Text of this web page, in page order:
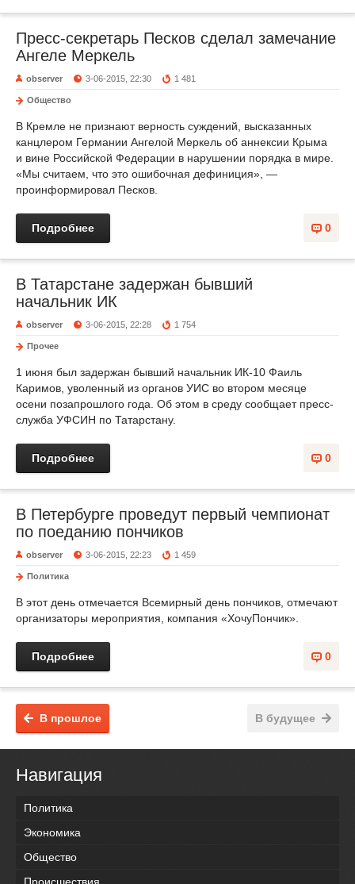
Пресс-секретарь Песков сделал замечание
Ангеле Меркель
observer 3-06-2015, 22:30 1 481
Общество
В Кремле не признают верность суждений, высказанных
канцлером Германии Ангелой Меркель об аннексии Крыма
и вине Российской Федерации в нарушении порядка в мире.
«Мы считаем, что это ошибочная дефиниция», —
проинформировал Песков.
0
Подробнее
В Татарстане задержан бывший
начальник ИК
observer 3-06-2015, 22:28 1 754
Прочее
1 июня был задержан бывший начальник ИК-10 Фаиль
Каримов, уволенный из органов УИС во втором месяце
осени позапрошлого года. Об этом в среду сообщает пресс-
служба УФСИН по Татарстану.
0
Подробнее
В Петербурге проведут первый чемпионат
по поеданию пончиков
observer 3-06-2015, 22:23 1 459
Политика
В этот день отмечается Всемирный день пончиков, отмечают
организаторы мероприятия, компания «ХочуПончик».
0
Подробнее
В будущее
В прошлое
Навигация
Политика
Экономика
Общество